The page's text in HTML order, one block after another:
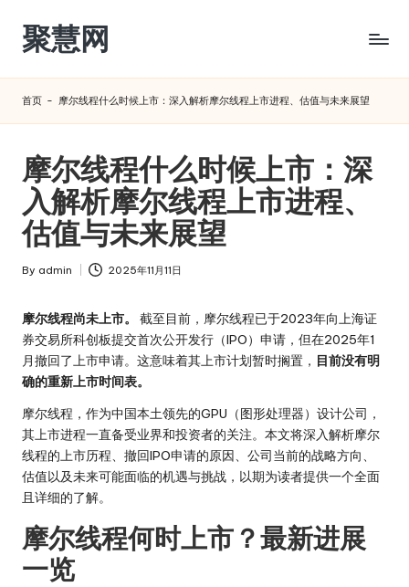
Skip
content
聚慧网
首页 - 摩尔线程什么时候上市：深入解析摩尔线程上市进程、估值与未来展望
摩尔线程什么时候上市：深
入解析摩尔线程上市进程、
估值与未来展望
Posted
By admin 2025年11月11日
摩尔线程尚未上市。
截至目前，摩尔线程已于2023年向上海证
券交易所科创板提交首次公开发行（IPO）申请，但在2025年1
月撤回了上市申请。这意味着其上市计划暂时搁置， 目前没有明
确的重新上市时间表。
摩尔线程，作为中国本土领先的GPU（图形处理器）设计公司，
其上市进程一直备受业界和投资者的关注。本文将深入解析摩尔
线程的上市历程、撤回IPO申请的原因、公司当前的战略方向、
估值以及未来可能面临的机遇与挑战，以期为读者提供一个全面
且详细的了解。
摩尔线程何时上市？最新进展
一览